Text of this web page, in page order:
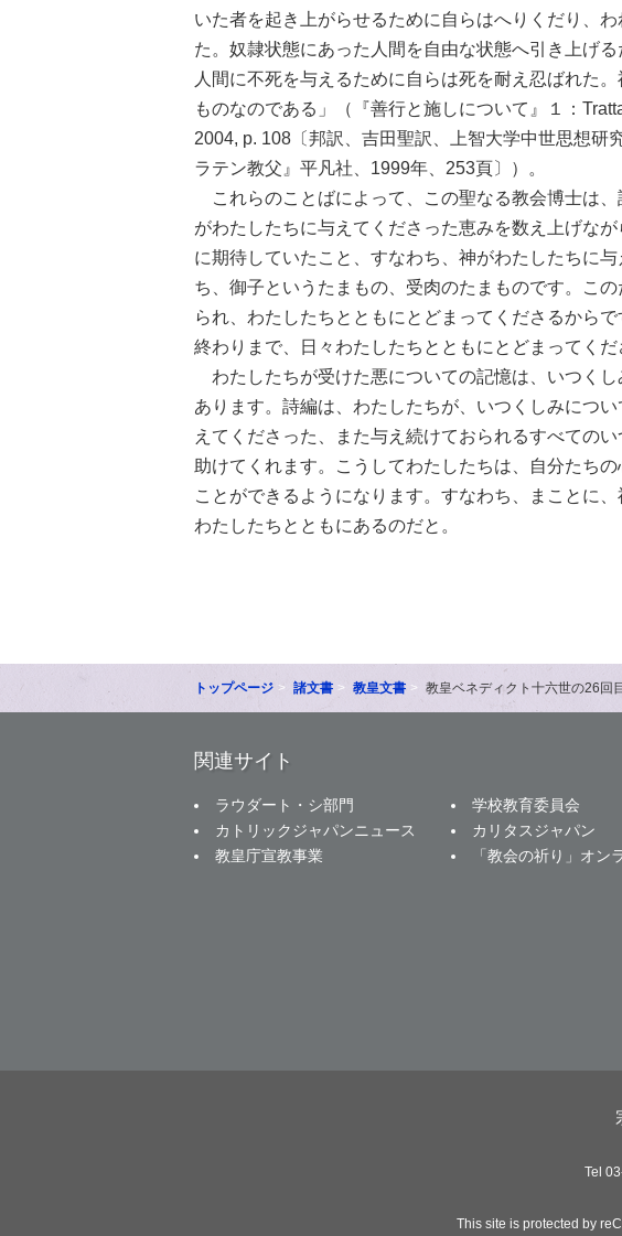
いた者を起き上がらせるために自らはへりくだり、
た。奴隷状態にあった人間を自由な状態へ引き上げ
人間に不死を与えるために自らは死を耐え忍ばれた
ものなのである」（『善行と施しについて』１：
2004, p. 108〔邦訳、吉田聖訳、上智大学中世思想
ラテン教父』平凡社、1999年、253頁〕）。
これらのことばによって、この聖なる教会博士は
がわたしたちに与えてくださった恵みを数え上げな
に期待していたこと、すなわち、神がわたしたちに
ち、御子というたまもの、受肉のたまものです。こ
られ、わたしたちとともにとどまってくださるから
終わりまで、日々わたしたちとともにとどまってくだ
わたしたちが受けた悪についての記憶は、いつく
あります。詩編は、わたしたちが、いつくしみにつ
えてくださった、また与え続けておられるすべての
助けてくれます。こうしてわたしたちは、自分たち
ことができるようになります。すなわち、まことに
わたしたちとともにあるのだと。
トップページ 諸文書 教皇文書 教皇ベネディクト十六世の26回
関連サイト
ラウダート・シ部門
学校教育委員会
カトリックジャパンニュース
カリタスジャパン
教皇庁宣教事業
「教会の祈り」オン
Tel
This site is protected by